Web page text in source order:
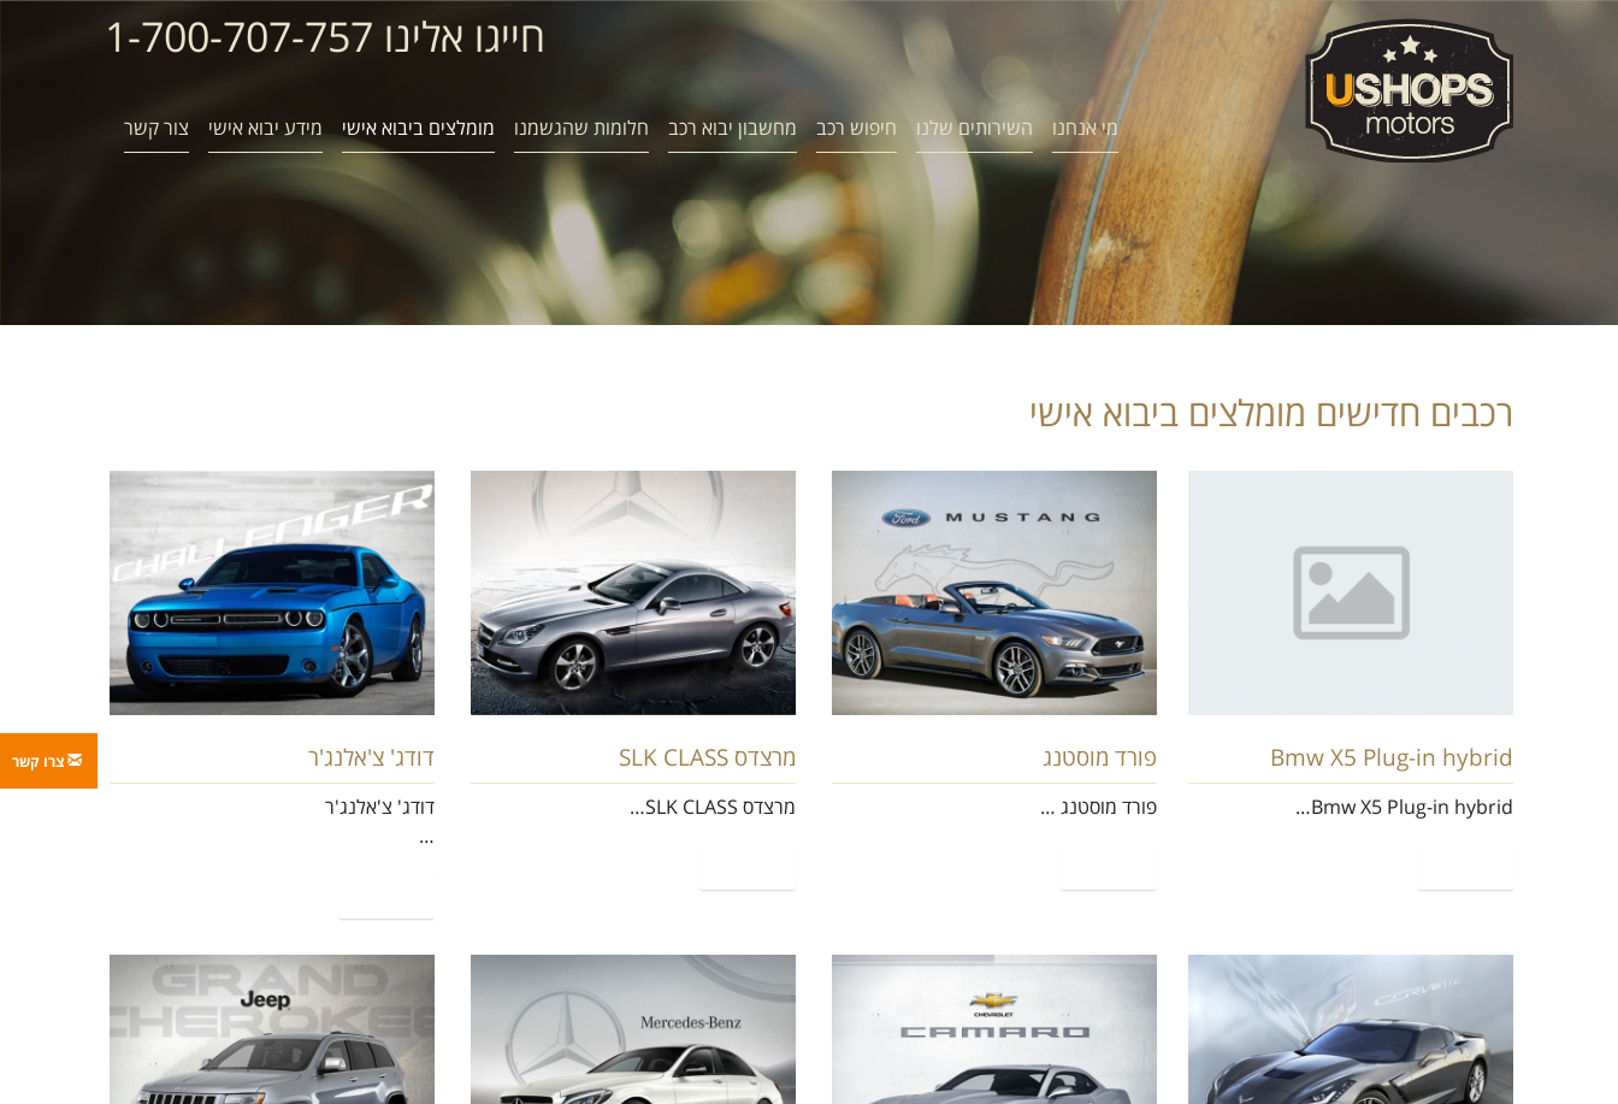
חייגו אלינו 1-700-707-757
מי אנחנו השירותים שלנו חיפוש רכב מחשבון יבוא רכב חלומות שהגשמנו מומלצים ביבוא אישי מידע יבוא אישי צור קשר
רכבים חדישים מומלצים ביבוא אישי
Bmw X5 Plug-in hybrid
Bmw X5 Plug-in hybrid…
פורד מוסטנג
פורד מוסטנג
פורד מוסטנג …
מרצדס SLK CLASS
מרצדס SLK CLASS
מרצדס SLK CLASS…
דודג' צ'אלנג'ר
דודג' צ'אלנג'ר
דודג' צ'אלנג'ר
…
שברולט קורבט שברולט קאמרו מרצדס E200 גראנד צ'ירוקי
צרו קשר